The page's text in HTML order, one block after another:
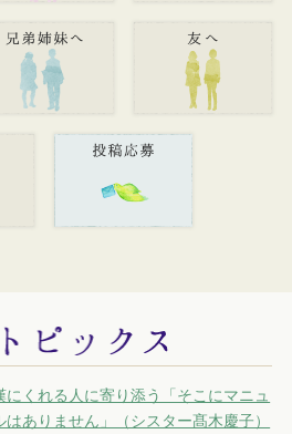
にくれる人に寄り添う「そこにマニュ
はありません」（シスター髙木慶子）